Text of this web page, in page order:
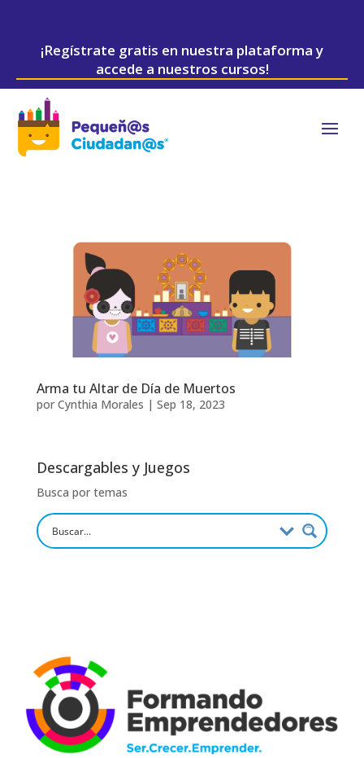
¡Regístrate gratis en nuestra plataforma y
accede a nuestros cursos!
Arma tu Altar de Día de Muertos
por Cynthia Morales | Sep 18, 2023
Descargables y Juegos
Busca por temas